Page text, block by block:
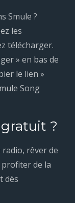
Smule ?
les
télécharger.
» en bas de
le lien »
Song
?
radio, rêver de
de la
dès